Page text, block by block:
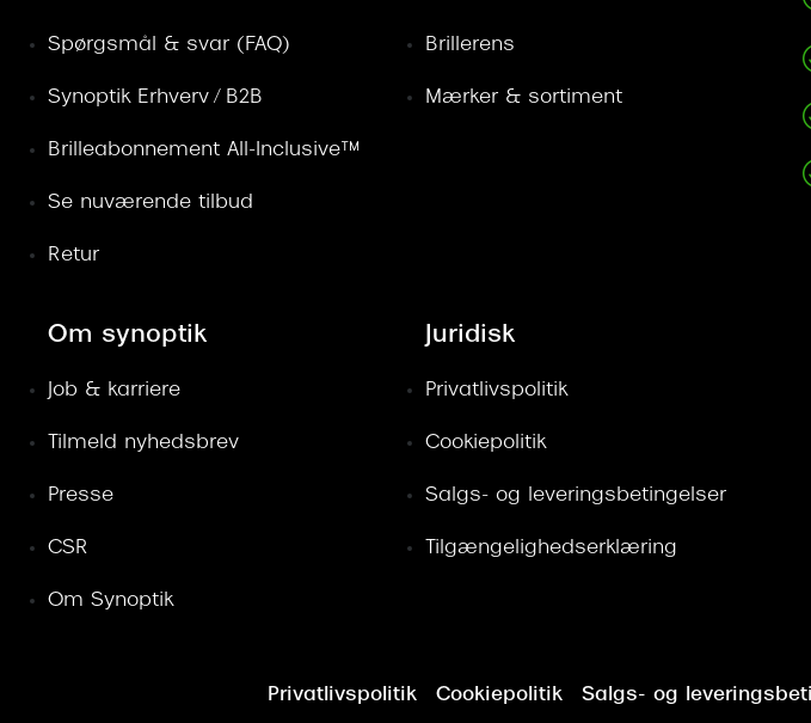
Spørgsmål & svar (FAQ)
Synoptik Erhverv / B2B
Brilleabonnement All-Inclusive™
Se nuværende tilbud
Retur
Brillerens
Mærker & sortiment
Om synoptik
Job & karriere
Tilmeld nyhedsbrev
Presse
CSR
Om Synoptik
Juridisk
Privatlivspolitik
Cookiepolitik
Salgs- og leveringsbetingelser
Tilgængelighedserklæring
Privatlivspolitik Cookiepolitik Salgs- og